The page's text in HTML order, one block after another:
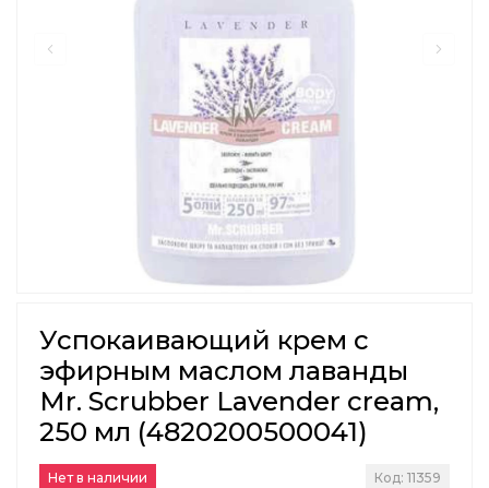
Успокаивающий крем с
эфирным маслом лаванды
Mr. Scrubber Lavender cream,
250 мл (4820200500041)
Нет в наличии Код: 11359